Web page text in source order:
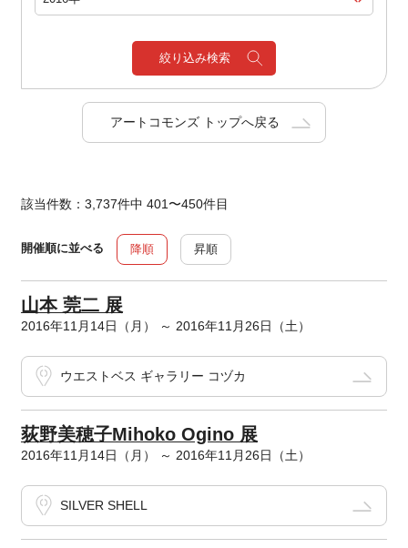
絞り込み検索
アートコモンズ トップへ戻る
該当件数：3,737件中 401〜450件目
開催順に並べる 降順 昇順
山本 莞二 展
2016年11月14日（月） ～ 2016年11月26日（土）
ウエストベス ギャラリー コヅカ
荻野美穂子Mihoko Ogino 展
2016年11月14日（月） ～ 2016年11月26日（土）
SILVER SHELL